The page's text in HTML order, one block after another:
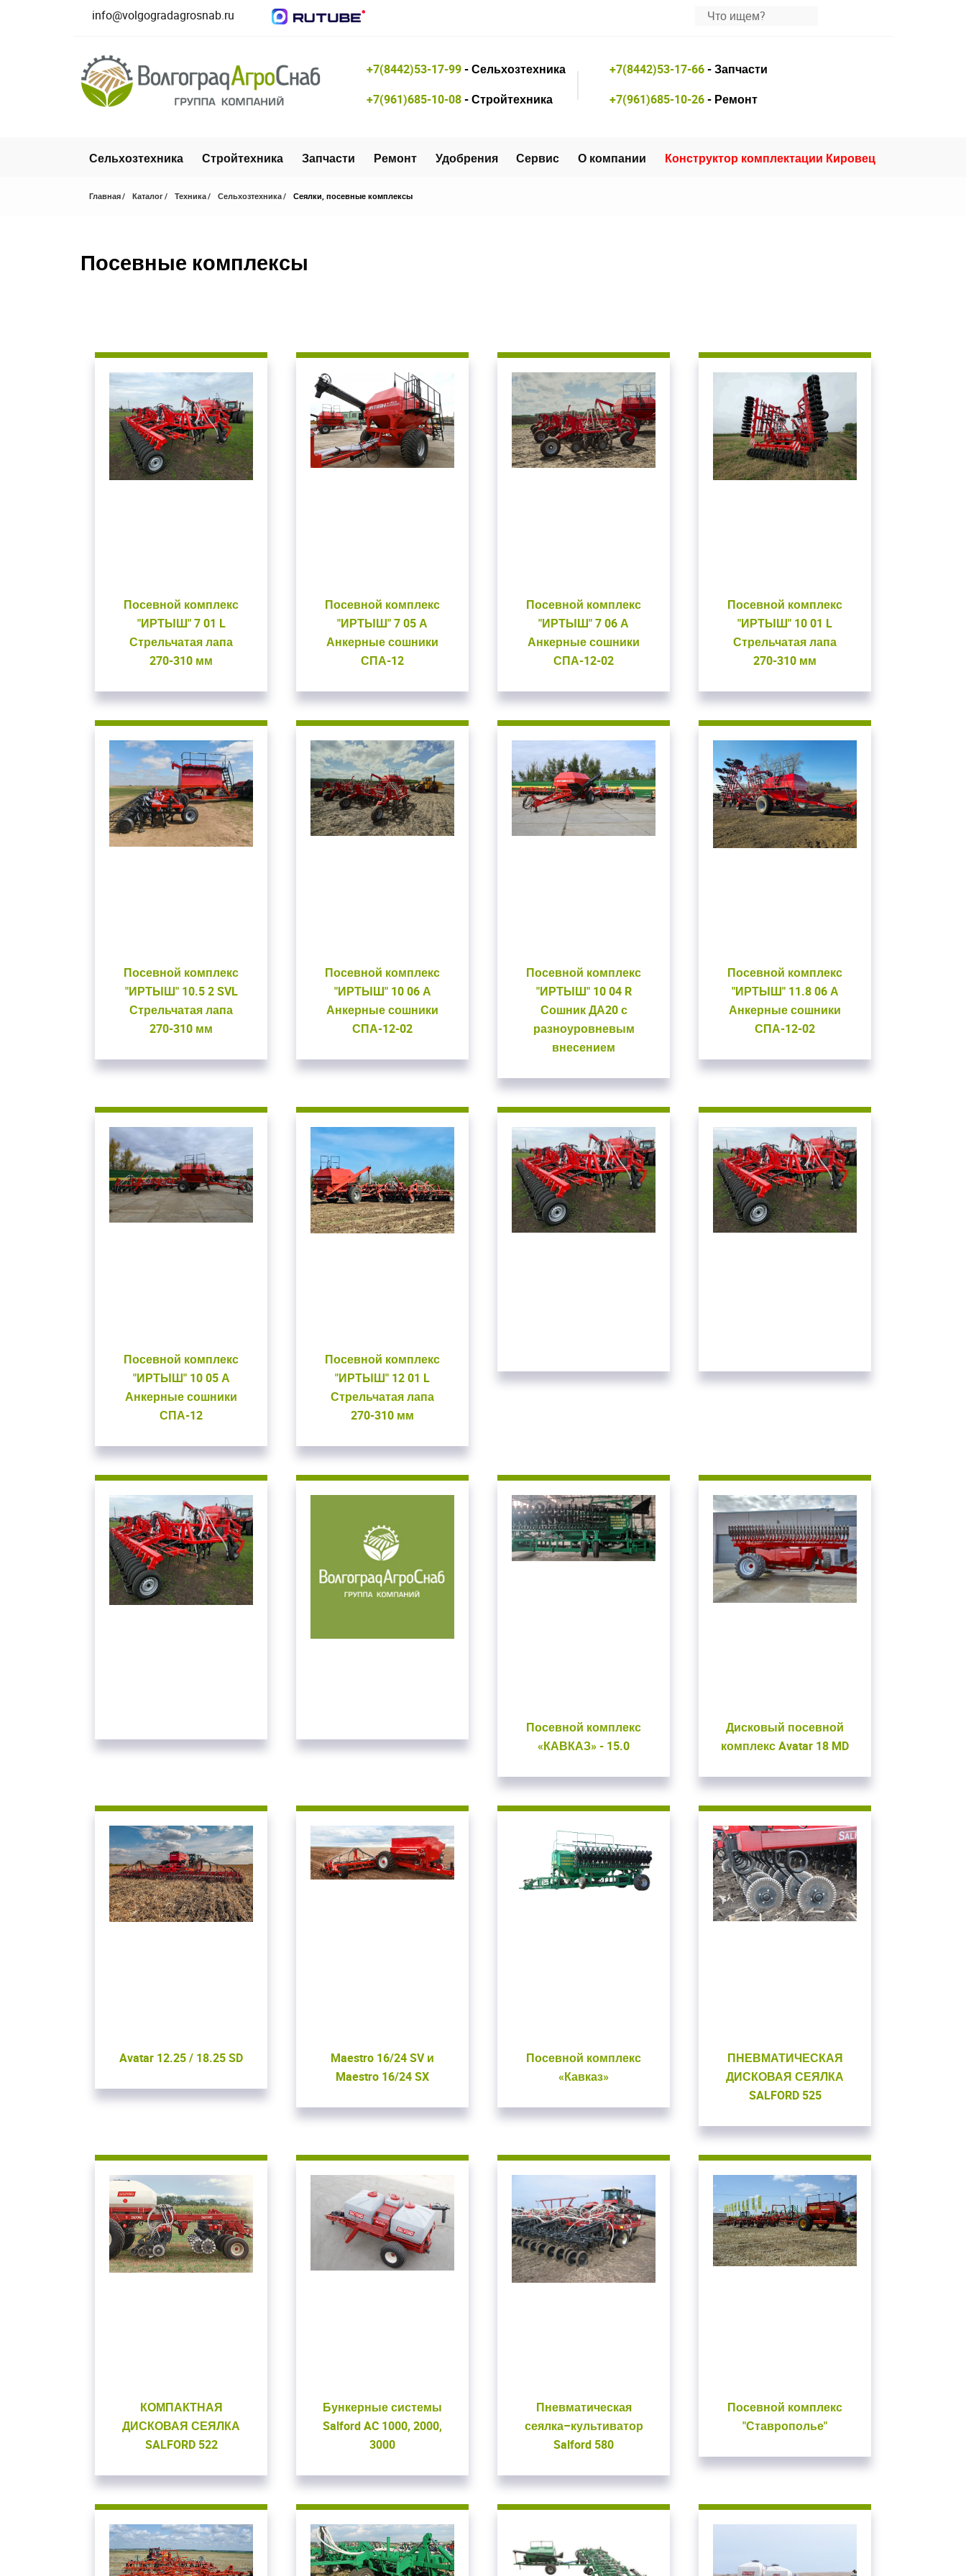
info@volgogradagrosnab.ru
+7(8442)53-17-99- Сельхозтехника
+7(961)685-10-08- Стройтехника
+7(8442)53-17-66- Запчасти
+7(961)685-10-26- Ремонт
Сельхозтехника Стройтехника Запчасти Ремонт Удобрения Сервис О компании Конструктор комплектации Кировец
Главная Каталог Техника Сельхозтехника Сеялки, посевные комплексы
Посевные комплексы
Посевной комплекс
"ИРТЫШ" 7 01 L
Стрельчатая лапа
270-310 мм
Посевной комплекс
"ИРТЫШ" 7 05 А
Анкерные сошники
СПА-12
Посевной комплекс
"ИРТЫШ" 7 06 А
Анкерные сошники
СПА-12-02
Посевной комплекс
"ИРТЫШ" 10 01 L
Стрельчатая лапа
270-310 мм
Посевной комплекс
"ИРТЫШ" 10.5 2 SVL
Стрельчатая лапа
270-310 мм
Посевной комплекс
"ИРТЫШ" 10 06 А
Анкерные сошники
СПА-12-02
Посевной комплекс
"ИРТЫШ" 10 04 R
Сошник ДА20 с
разноуровневым
внесением
Посевной комплекс
"ИРТЫШ" 11.8 06 А
Анкерные сошники
СПА-12-02
Посевной комплекс
"ИРТЫШ" 10 05 А
Анкерные сошники
СПА-12
Посевной комплекс
"ИРТЫШ" 12 01 L
Стрельчатая лапа
270-310 мм
Посевной комплекс
«КАВКАЗ» - 15.0
Дисковый посевной
комплекс Avatar 18 MD
Avatar 12.25 / 18.25 SD
Maestro 16/24 SV и
Maestro 16/24 SX
Посевной комплекс
«Кавказ»
ПНЕВМАТИЧЕСКАЯ
ДИСКОВАЯ СЕЯЛКА
SALFORD 525
КОМПАКТНАЯ
ДИСКОВАЯ СЕЯЛКА
SALFORD 522
Бункерные системы
Salford AC 1000, 2000,
3000
Пневматическая
сеялка–культиватор
Salford 580
Посевной комплекс
"Ставрополье"
Закрыть окно
Войдите
Для входа на сайт, введите ваш логин и пароль
С возвращением!
Авторизуйтесь на сайте